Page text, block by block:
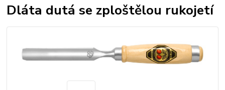
Dláta dutá se zploštělou rukojetí